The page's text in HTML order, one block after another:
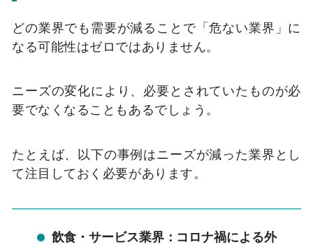
どの業界でも需要が減ることで「危ない業界」に
なる可能性はゼロではありません。
ニーズの変化により、必要とされていたものが必
要でなくなることもあるでしょう。
たとえば、以下の事例はニーズが減った業界とし
て注目しておく必要があります。
飲食・サービス業界：コロナ禍による外